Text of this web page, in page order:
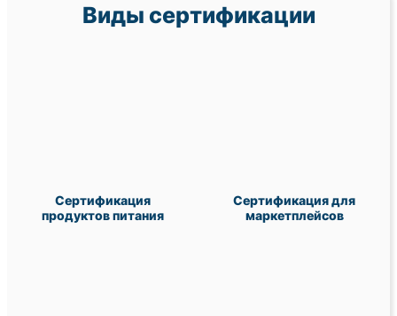
Виды сертификации
Сертификация
продуктов питания
Сертификация для
маркетплейсов